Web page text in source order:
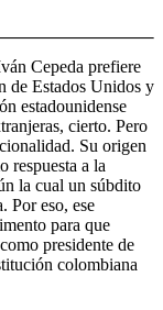
Cepeda prefiere
de Estados Unidos y
estadounidense
cierto. Pero
Su origen
respuesta a la
la cual un súbdito
Por eso, ese
para que
presidente de
colombiana